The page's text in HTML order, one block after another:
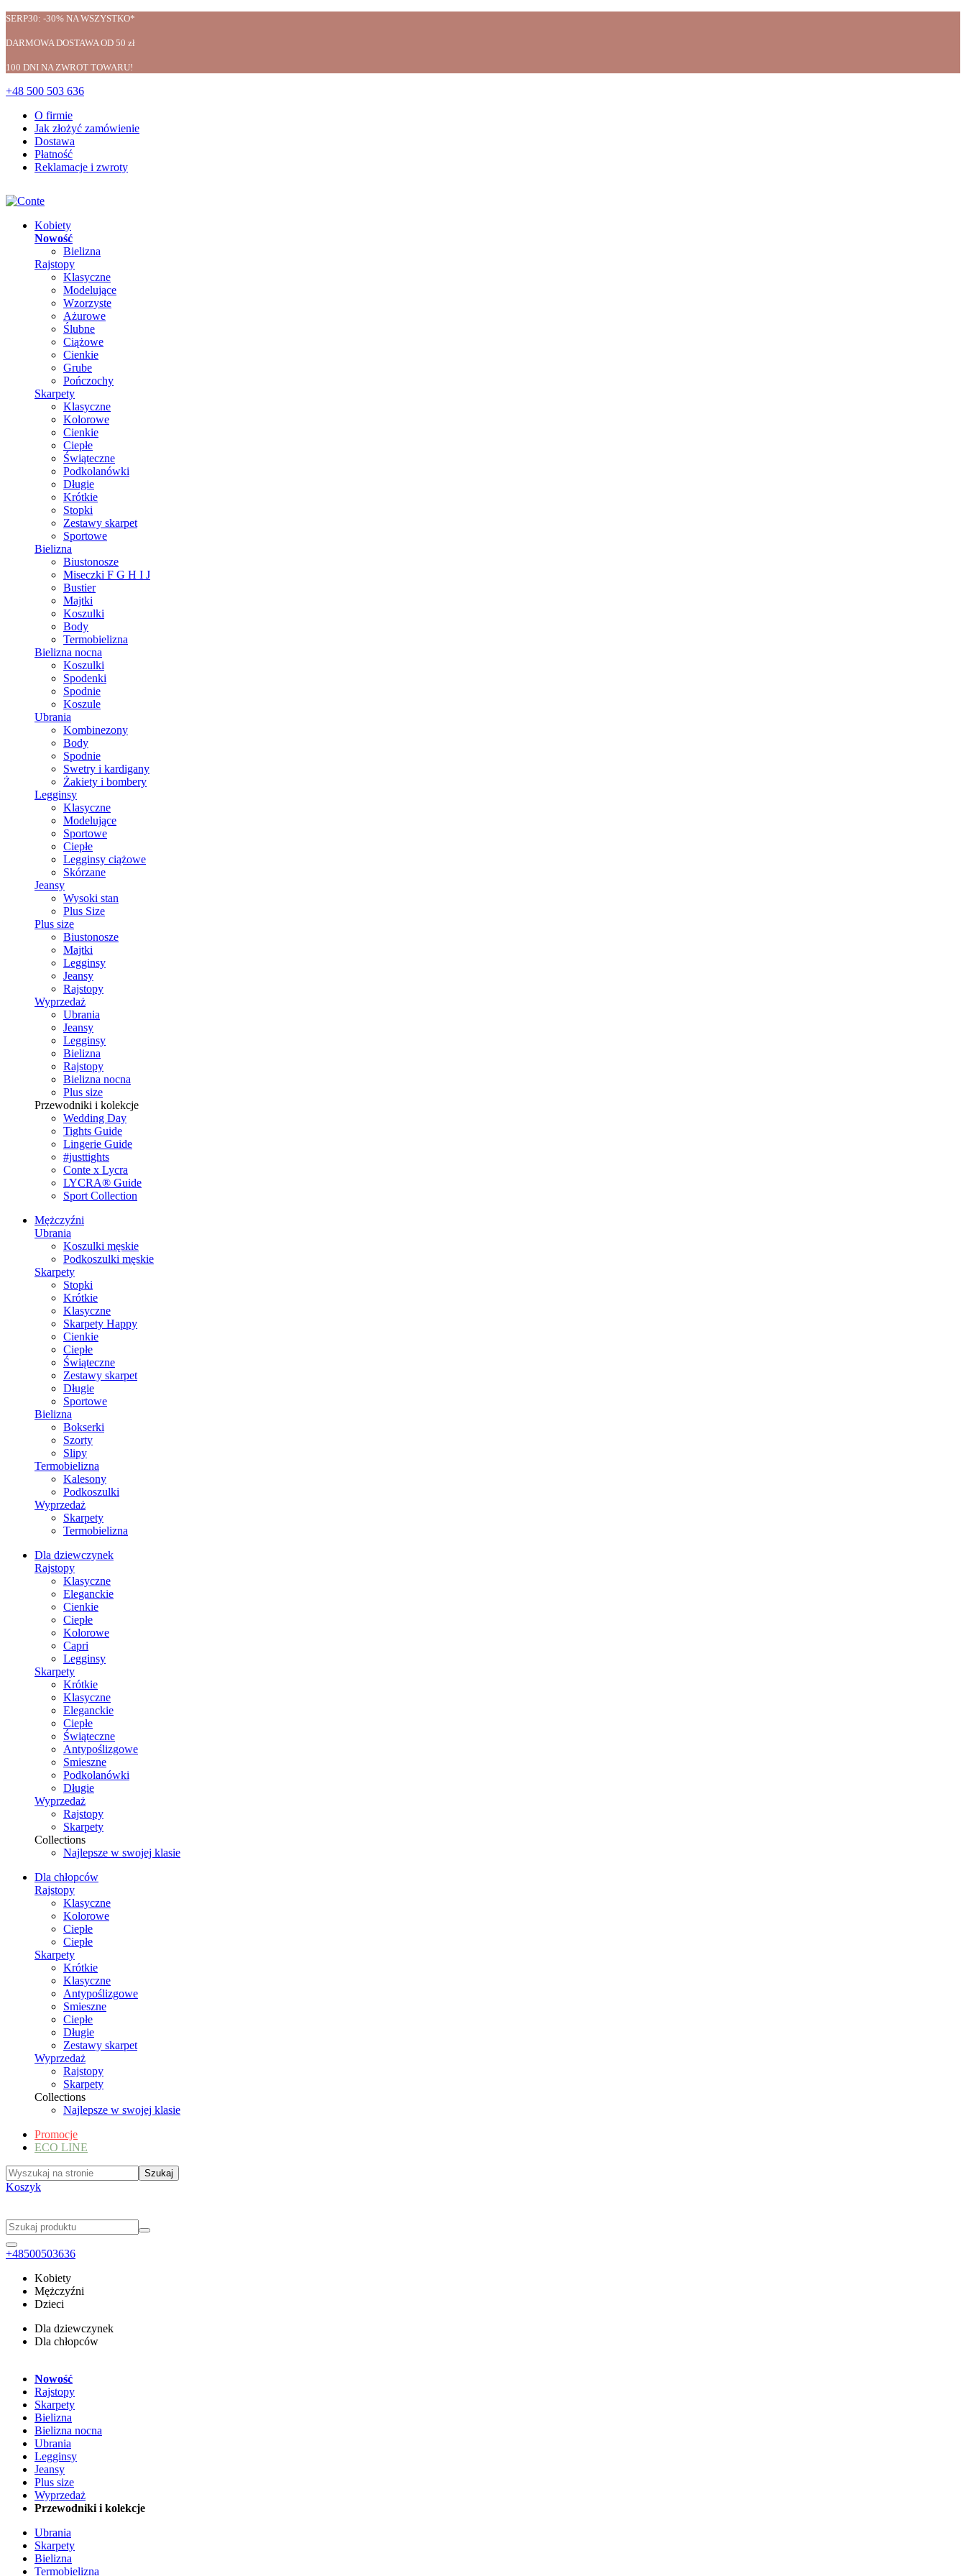
SERP30: -30% NA WSZYSTKO*
DARMOWA DOSTAWA OD 50 zł
100 DNI NA ZWROT TOWARU!
+48 500 503 636
O firmie
Jak złożyć zamówienie
Dostawa
Płatność
Reklamacje i zwroty
Kobiety
Nowość
Bielizna
Rajstopy
Klasyczne
Modelujące
Wzorzyste
Ażurowe
Ślubne
Ciążowe
Cienkie
Grube
Pończochy
Skarpety
Klasyczne
Kolorowe
Cienkie
Ciepłe
Świąteczne
Podkolanówki
Długie
Krótkie
Stopki
Zestawy skarpet
Sportowe
Bielizna
Biustonosze
Miseczki F G H I J
Bustier
Majtki
Koszulki
Body
Termobielizna
Bielizna nocna
Koszulki
Spodenki
Spodnie
Koszule
Ubrania
Kombinezony
Body
Spodnie
Swetry i kardigany
Żakiety i bombery
Legginsy
Klasyczne
Modelujące
Sportowe
Ciepłe
Legginsy ciążowe
Skórzane
Jeansy
Wysoki stan
Plus Size
Plus size
Biustonosze
Majtki
Legginsy
Jeansy
Rajstopy
Wyprzedaż
Ubrania
Jeansy
Legginsy
Bielizna
Rajstopy
Bielizna nocna
Plus size
Przewodniki i kolekcje
Wedding Day
Tights Guide
Lingerie Guide
#justtights
Conte x Lycra
LYCRA® Guide
Sport Сollection
Mężczyźni
Ubrania
Koszulki męskie
Podkoszulki męskie
Skarpety
Stopki
Krótkie
Klasyczne
Skarpety Happy
Cienkie
Ciepłe
Świąteczne
Zestawy skarpet
Długie
Sportowe
Bielizna
Bokserki
Szorty
Slipy
Termobielizna
Kalesony
Podkoszulki
Wyprzedaż
Skarpety
Termobielizna
Dla dziewczynek
Rajstopy
Klasyczne
Eleganckie
Cienkie
Ciepłe
Kolorowe
Capri
Legginsy
Skarpety
Krótkie
Klasyczne
Eleganckie
Ciepłe
Świąteczne
Antypoślizgowe
Smieszne
Podkolanówki
Długie
Wyprzedaż
Rajstopy
Skarpety
Collections
Najlepsze w swojej klasie
Dla chłopców
Rajstopy
Klasyczne
Kolorowe
Ciepłe
Ciepłe
Skarpety
Krótkie
Klasyczne
Antypoślizgowe
Smieszne
Ciepłe
Długie
Zestawy skarpet
Wyprzedaż
Rajstopy
Skarpety
Collections
Najlepsze w swojej klasie
Promocje
ECO LINE
Koszyk
+48500503636
Kobiety
Mężczyźni
Dzieci
Dla dziewczynek
Dla chłopców
Nowość
Rajstopy
Skarpety
Bielizna
Bielizna nocna
Ubrania
Legginsy
Jeansy
Plus size
Wyprzedaż
Przewodniki i kolekcje
Ubrania
Skarpety
Bielizna
Termobielizna